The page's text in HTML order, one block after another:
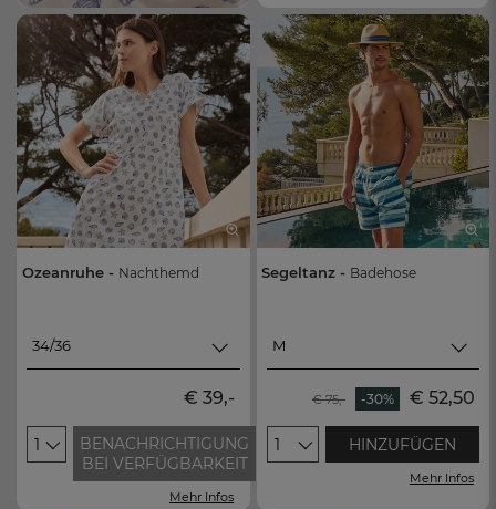
Ozeanruhe - Nachthemd
34/36
34/36
42/44
46/48
€ 39,-
1
BENACHRICHTIGUNG
BEI VERFÜGBARKEIT
Mehr Infos
Segeltanz - Badehose
M
M
L
XL
€ 75,- -30% € 52,50
1 HINZUFÜGEN
Mehr Infos